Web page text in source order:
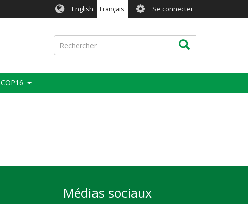
English Français User
account
menu
Se connecter
Rechercher Rechercher
COP16
Médias sociaux